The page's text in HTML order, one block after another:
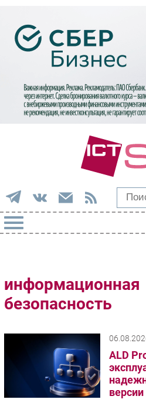
Импорто­замещение
Автоматизация
Интернет
Фиксированная связь
Интеграция
Рынок ПК
Маркетинг
информационная
безопасность
ALD